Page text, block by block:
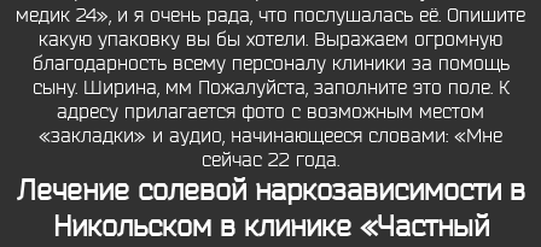
медик 24», и я очень рада, что послушалась её. Опишите
какую упаковку вы бы хотели. Выражаем огромную
благодарность всему персоналу клиники за помощь
сыну. Ширина, мм Пожалуйста, заполните это поле. К
адресу прилагается фото с возможным местом
«закладки» и аудио, начинающееся словами: «Мне
сейчас 22 года.
Лечение солевой наркозависимости в
Никольском в клинике «Частный